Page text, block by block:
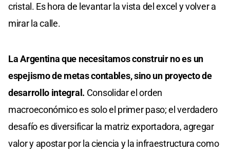
cristal. Es hora de levantar la vista del excel y volver a
mirar la calle.
La Argentina que necesitamos construir no es un
espejismo de metas contables, sino un proyecto de
desarrollo integral. Consolidar el orden
macroeconómico es solo el primer paso; el verdadero
desafío es diversificar la matriz exportadora, agregar
valor y apostar por la ciencia y la infraestructura como